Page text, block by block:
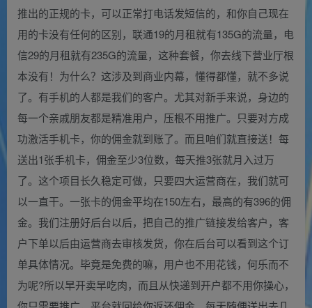
推出的正规的卡，可以正常打电话发短信的，和你自己现在
用的卡没有任何的区别，联通19的月租就有135G的流量，电
信29的月租就有235G的流量，这种套餐，你去线下营业厅根
本没有！为什么？这涉及到商业内幕，懂得都懂，就不多说
了。有手机的人都是我们的客户。尤其对新手来说，身边的
每一个亲戚朋友都是精准用户，压根不用推广。只要对方成
功激活手机卡，你的佣金就到账了。而且咱们就直接送！每
送出1张手机卡，佣金至少3位数，每天推3张就月入过万
了。这个项目长久稳定可做，只要四大运营商在，我们就可
以一直干。一张卡的佣金平均在150左右，最高的有396的佣
金。我们注册好后台以后，把自己的推广链接发给客户，客
户下单以后由运营商去审核发货，你在后台可以看到这个订
单具体情况。毕竟是免费的嘛，用户也不用花钱，何乐而不
为呢?所以早开卖早吃肉，而且从快递到开户都不用你操心，